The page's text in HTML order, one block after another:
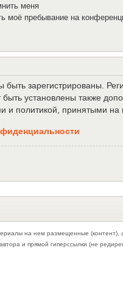
меня
моё пребывание на
зарегистрированы.
установлены также
и политикой, принятыми
на нем размещенные (контент),
и прямой гиперссылки (не